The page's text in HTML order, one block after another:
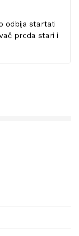
odbija startati
proda stari i